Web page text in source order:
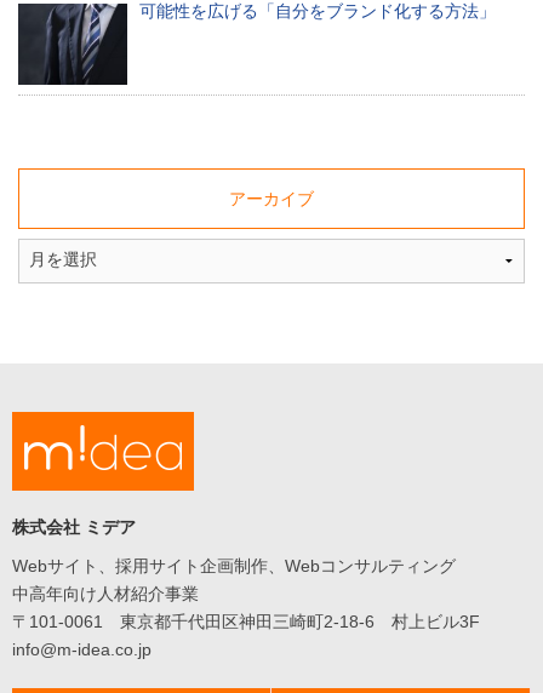
可能性を広げる「自分をブランド化する方法」
アーカイブ
株式会社 ミデア
Webサイト、採用サイト企画制作、Webコンサルティング
中高年向け人材紹介事業
〒101-0061 東京都千代田区神田三崎町2-18-6 村上ビル3F
info@m-idea.co.jp